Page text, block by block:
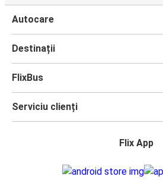
Autocare
Destinații
FlixBus
Serviciu clienți
Flix App